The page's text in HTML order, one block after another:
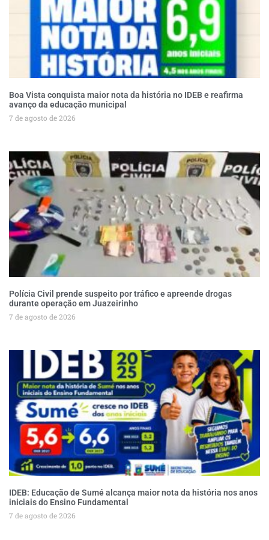
Boa Vista conquista maior nota da história no IDEB e reafirma
avanço da educação municipal
7 de agosto de 2026
Polícia Civil prende suspeito por tráfico e apreende drogas
durante operação em Juazeirinho
7 de agosto de 2026
IDEB: Educação de Sumé alcança maior nota da história nos anos
iniciais do Ensino Fundamental
7 de agosto de 2026